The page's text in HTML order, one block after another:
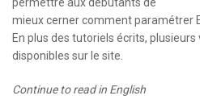
mieux cerner comment paramétrer
En plus des tutoriels écrits,
disponibles sur le site.
Continue to read in English